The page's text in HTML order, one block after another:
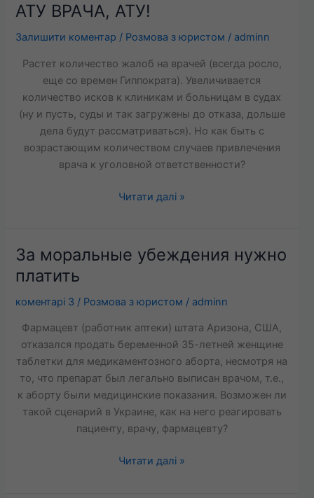
АТУ ВРАЧА, АТУ!
Залишити коментар / Розмова з юристом / adminn
Растет количество жалоб на врачей (всегда росло,
еще со времен Гиппократа). Увеличивается
количество исков к клиникам и больницам в судах
(ну и пусть, суды и так загружены до отказа, дольше
дела будут рассматриваться). Но как быть с
возрастающим количеством случаев привлечения
врача к уголовной ответственности?
АТУ
АТУ!
Читати далі »
За моральные убеждения нужно
платить
коментарі 3 / Розмова з юристом / adminn
Фармацевт (работник аптеки) штата Аризона, США,
отказался продать беременной 35-летней женщине
таблетки для медикаментозного аборта, несмотря на
то, что препарат был легально выписан врачом, т.е.,
к аборту были медицинские показания. Возможен ли
такой сценарий в Украине, как на него реагировать
пациенту, врачу, фармацевту?
За
нужно
Читати далі »